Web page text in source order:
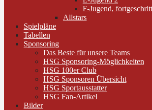
F-Jugend,
Allstars
Spielpläne
Tabellen
Sponsoring
Das Beste für unsere Teams
HSG Sponsoring-Möglichkeiten
HSG 100er Club
HSG Sponsoren Übersicht
HSG Sportausstatter
HSG Fan-Artikel
Bilder